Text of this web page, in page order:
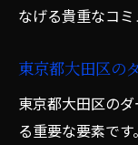
ダーツバー
デート
ダーツ
ト
なげる貴重なコミ
東京都大田区の
東京都大田区の
る重要な要素で